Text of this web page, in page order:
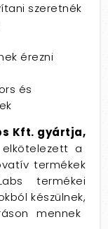
szeretnék
érezni
és
Kft. gyártja,
a
termékek
termékei
készülnek,
mennek